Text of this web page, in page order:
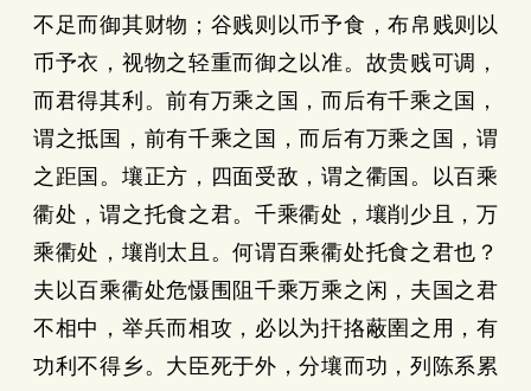
不足而御其财物；谷贱则以币予食，布帛贱则以
币予衣，视物之轻重而御之以准。故贵贱可调，
而君得其利。前有万乘之国，而后有千乘之国，
谓之抵国，前有千乘之国，而后有万乘之国，谓
之距国。壤正方，四面受敌，谓之衢国。以百乘
衢处，谓之托食之君。千乘衢处，壤削少且，万
乘衢处，壤削太且。何谓百乘衢处托食之君也？
夫以百乘衢处危慑围阻千乘万乘之闲，夫国之君
不相中，举兵而相攻，必以为扞挌蔽圉之用，有
功利不得乡。大臣死于外，分壤而功，列陈系累